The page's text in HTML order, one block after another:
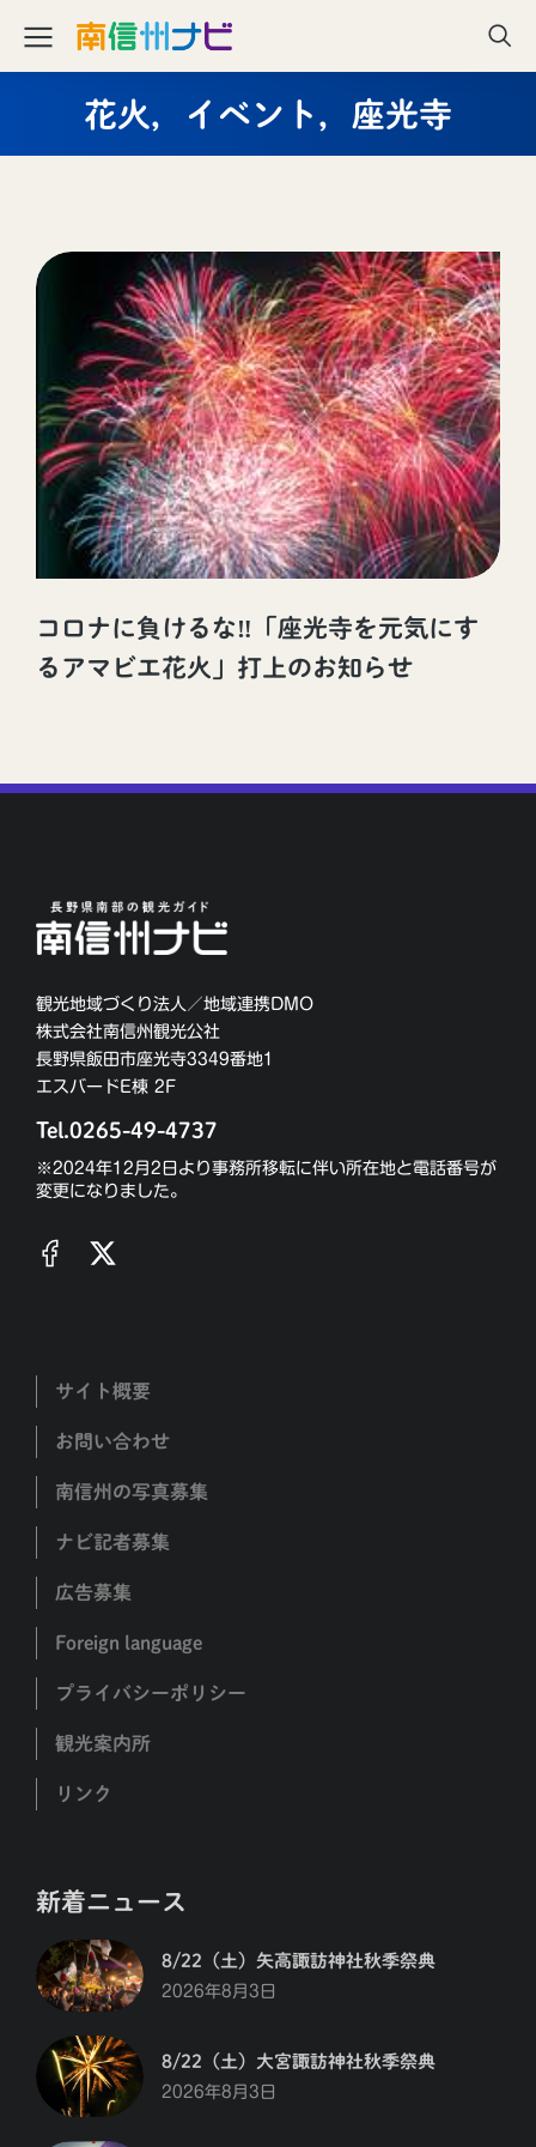
花火，イベント，座光寺
コロナに負けるな‼「座光寺を元気にす
るアマビエ花火」打上のお知らせ
観光地域づくり法人／地域連携DMO
株式会社南信州観光公社
長野県飯田市座光寺3349番地1
エスバードE棟 2F
Tel.0265-49-4737
※2024年12月2日より事務所移転に伴い所在地と電話番号が
変更になりました。
サイト概要
お問い合わせ
南信州の写真募集
ナビ記者募集
広告募集
Foreign language
プライバシーポリシー
観光案内所
リンク
新着ニュース
8/22（土）矢高諏訪神社秋季祭典
2026年8月3日
8/22（土）大宮諏訪神社秋季祭典
2026年8月3日